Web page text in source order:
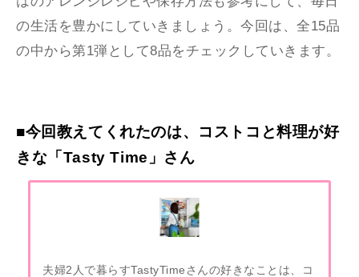
の生活を豊かにしていきましょう。今回は、全15品
の中から第1弾として8品をチェックしていきます。
■今回教えてくれたのは、コストコと料理が好
きな「Tasty Time」さん
夫婦2人で暮らすTastyTimeさんの好きなことは、コ